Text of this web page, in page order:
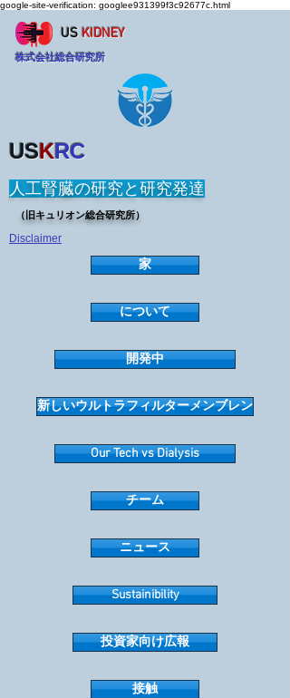
google-site-verification: googlee931399f3c92677c.html
US KIDNEY
株式会社総合研究所
（旧キュリオン総合研究所）
USKRC
人工腎臓の研究と研究発達
Disclaimer
家
について
開発中
新しいウルトラフィルターメンブレン
Our Tech vs Dialysis
チーム
ニュース
Sustainibility
投資家向け広報
接触